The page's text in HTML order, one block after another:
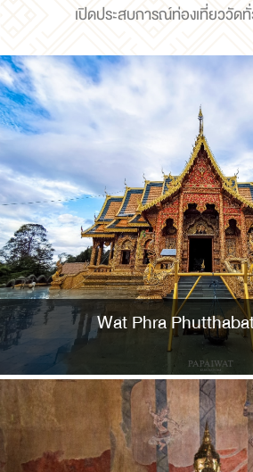
เปิดประสบการณ์ท่องเที่ยววัดทั่
Wat Phra